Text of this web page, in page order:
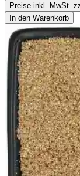
Preise inkl. MwSt.
In den Warenkorb